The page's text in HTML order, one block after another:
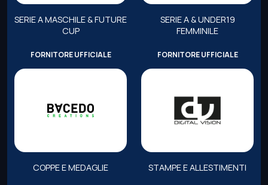
SERIE A MASCHILE & FUTURE
CUP
SERIE A & UNDER19
FEMMINILE
FORNITORE UFFICIALE
COPPE E MEDAGLIE
FORNITORE UFFICIALE
STAMPE E ALLESTIMENTI